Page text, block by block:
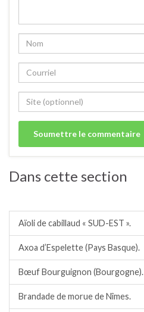
Dans cette section
Aïoli de cabillaud « SUD-EST ».
Axoa d’Espelette (Pays Basque).
Bœuf Bourguignon (Bourgogne).
Brandade de morue de Nîmes.